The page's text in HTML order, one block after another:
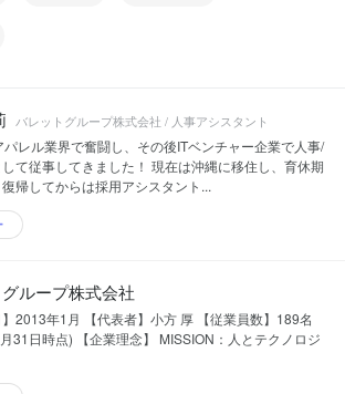
バレットグループ株式会社 / 人事アシスタント
レル業界で奮闘し、その後ITベンチャー企業で人事/
て従事してきました！ 現在は沖縄に移住し、育休期
帰してからは採用アシスタント...
ループ株式会社
】2013年1月 【代表者】小方 厚 【従業員数】189名
31日時点) 【企業理念】 MISSION：人とテクノロジ